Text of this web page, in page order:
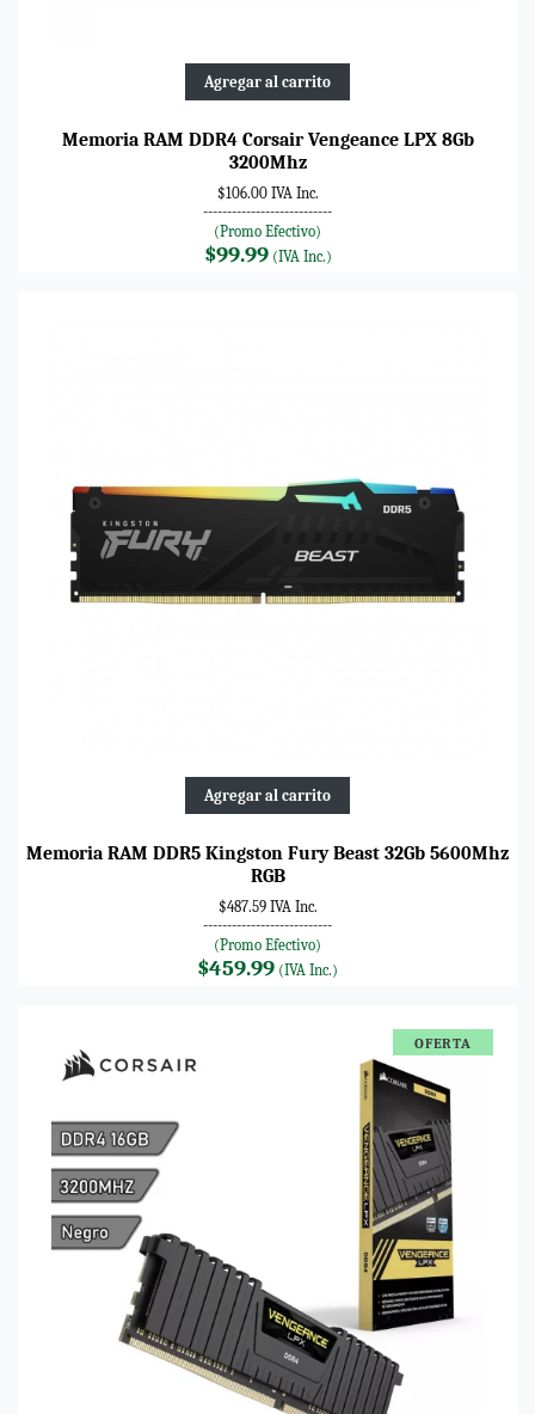
Agregar al carrito
Memoria RAM DDR4 Corsair Vengeance LPX 8Gb
3200Mhz
$106.00 IVA Inc.
---------------------------
(Promo Efectivo)
$99.99(IVA Inc.)
Agregar al carrito
Memoria RAM DDR5 Kingston Fury Beast 32Gb 5600Mhz
RGB
$487.59 IVA Inc.
---------------------------
(Promo Efectivo)
$459.99 (IVA Inc.)
OFERTA